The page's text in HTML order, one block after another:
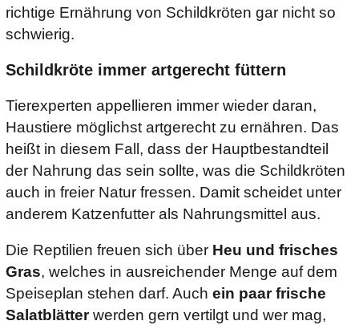
richtige Ernährung von Schildkröten gar nicht so
schwierig.
Schildkröte immer artgerecht füttern
Tierexperten appellieren immer wieder daran,
Haustiere möglichst artgerecht zu ernähren. Das
heißt in diesem Fall, dass der Hauptbestandteil
der Nahrung das sein sollte, was die Schildkröten
auch in freier Natur fressen. Damit scheidet unter
anderem Katzenfutter als Nahrungsmittel aus.
Die Reptilien freuen sich über Heu und frisches
Gras, welches in ausreichender Menge auf dem
Speiseplan stehen darf. Auchein paar frische
Salatblätterwerden gern vertilgt und wer mag,